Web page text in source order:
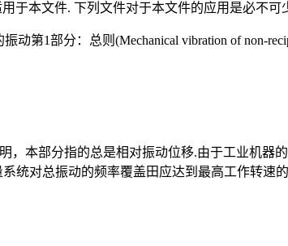
于本文件. 下列文件对于本文件的应用是必不
1部分：总则(Mechanical vibration of non-
，本部分指的总是相对振动位移.由于工业机器
统对总振动的频率覆盖田应达到最高工作转速